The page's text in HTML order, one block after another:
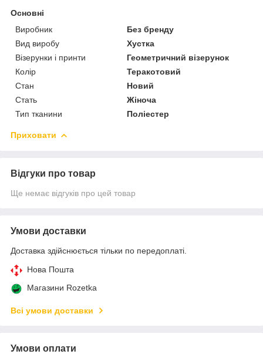
Основні
Виробник
Без бренду
Вид виробу
Хустка
Візерунки і принти
Геометричний візерунок
Колір
Теракотовий
Стан
Новий
Стать
Жіноча
Тип тканини
Поліестер
Приховати
Відгуки про товар
Ще немає відгуків про цей товар
Умови доставки
Доставка здійснюється тільки по передоплаті.
Нова Пошта
Магазини Rozetka
Всі умови доставки
Умови оплати